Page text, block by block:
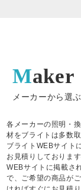
Maker
メーカーから選ぶ
各メーカーの照明・
材をブライトは多数
ブライトWEBサイト
お見積りしておりま
WEBサイトに掲載さ
で、ご希望の商品が